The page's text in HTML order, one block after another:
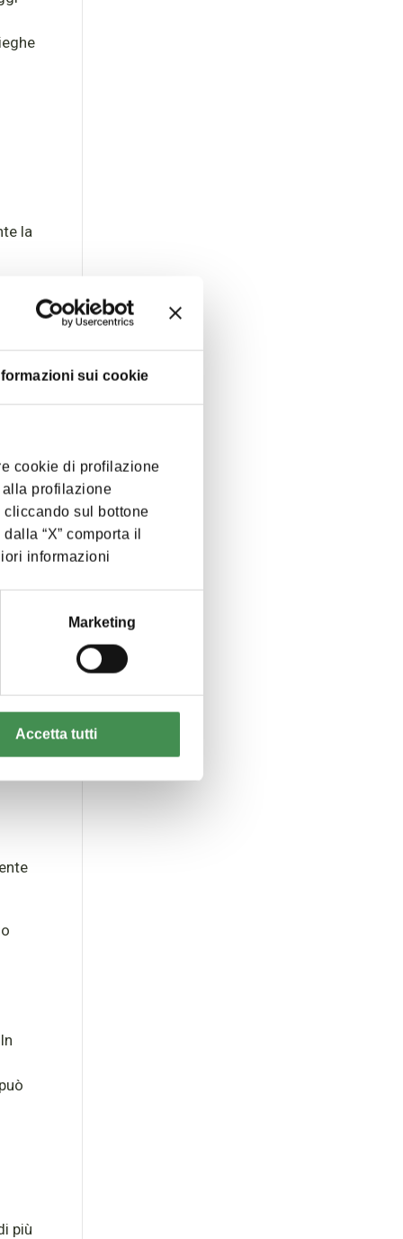
sui cookie
cookie di profilazione
alla profilazione
cliccando sul bottone
“X” comporta il
informazioni
Marketing
Accetta tutti
la
più